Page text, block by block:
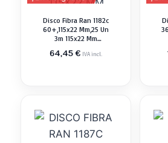
Disco Fibra Ran 1182c
60+,115x22 Mm,25 Un
3m 115x22 Mm
64,45€ IVA incl.